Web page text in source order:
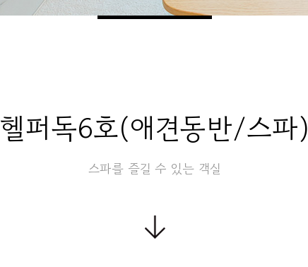
헬퍼독6호(애견동반/스파)
스파를 즐길 수 있는 객실